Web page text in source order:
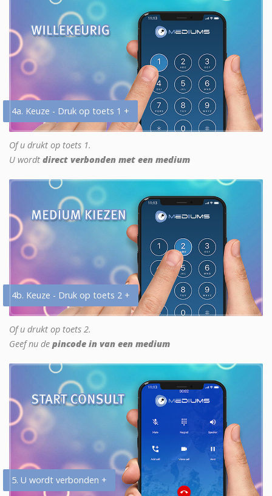
4a. Keuze - Druk op toets 1 +
Of u drukt op toets 1.
U wordt direct verbonden met een medium
4b. Keuze - Druk op toets 2 +
Of u drukt op toets 2.
Geef nu de pincode in van een medium
5. U wordt verbonden +